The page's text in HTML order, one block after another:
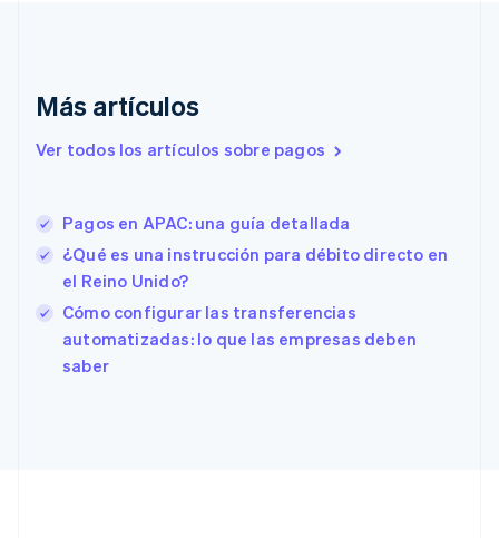
Más artículos
Ver todos los artículos sobre pagos
Pagos en APAC: una guía detallada
¿Qué es una instrucción para débito directo en
el Reino Unido?
Cómo configurar las transferencias
automatizadas: lo que las empresas deben
saber
English
EnglishItaliano
Estados Unidos
English 简体中文
Estonia
English
Finlandia
EnglishSvenska
Francia